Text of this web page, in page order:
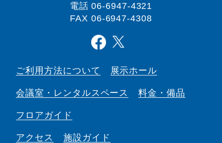
電話06-6947-4321
FAX 06-6947-4308
ご利用方法について 展示ホール
会議室・ レンタルスペース 料金・備品
フロアガイド
アクセス 施設ガイド